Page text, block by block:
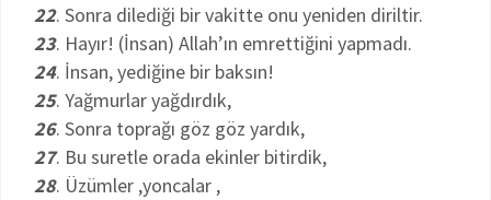
22. Sonra dilediği bir vakitte onu yeniden diriltir.
23. Hayır! (İnsan) Allah’ın emrettiğini yapmadı.
24. İnsan, yediğine bir baksın!
25. Yağmurlar yağdırdık,
26. Sonra toprağı göz göz yardık,
27. Bu suretle orada ekinler bitirdik,
28. Üzümler ,yoncalar ,